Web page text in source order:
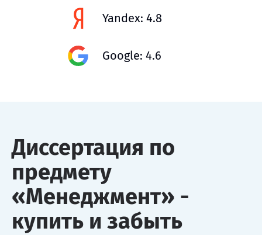
Yandex: 4.8
Google: 4.6
Диссертация по
предмету
«Менеджмент» -
купить и забыть